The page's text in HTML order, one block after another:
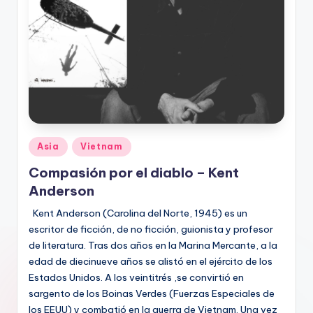
Publicado
en
Asia Vietnam
Compasión por el diablo – Kent
Anderson
Kent Anderson (Carolina del Norte, 1945) es un
escritor de ficción, de no ficción, guionista y profesor
de literatura. Tras dos años en la Marina Mercante, a la
edad de diecinueve años se alistó en el ejército de los
Estados Unidos. A los veintitrés ,se convirtió en
sargento de los Boinas Verdes (Fuerzas Especiales de
los EEUU) y combatió en la guerra de Vietnam. Una vez